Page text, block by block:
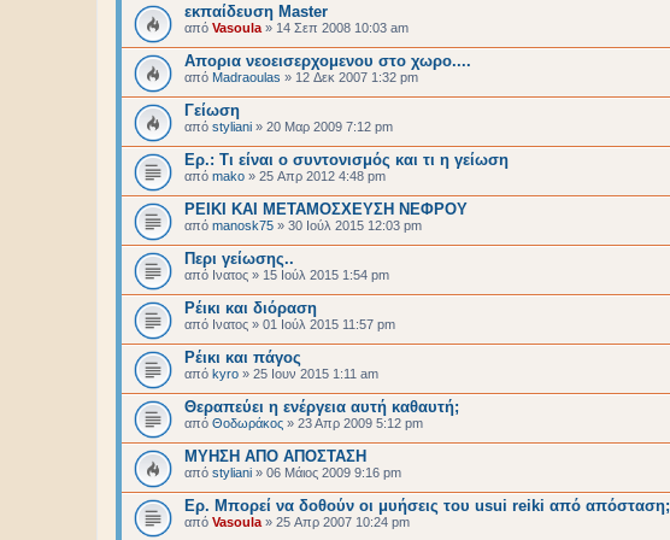
εκπαίδευση Master
από Vasoula » 14 Σεπ 2008 10:03 am
Απορια νεοεισερχομενου στο χωρο....
από Madraoulas » 12 Δεκ 2007 1:32 pm
Γείωση
από styliani » 20 Μαρ 2009 7:12 pm
Ερ.: Τι είναι ο συντονισμός και τι η γείωση
από mako » 25 Απρ 2012 4:48 pm
ΡΕΙΚΙ ΚΑΙ ΜΕΤΑΜΟΣΧΕΥΣΗ ΝΕΦΡΟΥ
από manosk75 » 30 Ιούλ 2015 12:03 pm
Περι γείωσης..
από Ινατος » 15 Ιούλ 2015 1:54 pm
Ρέικι και διόραση
από Ινατος » 01 Ιούλ 2015 11:57 pm
Ρέικι και πάγος
από kyro » 25 Ιουν 2015 1:11 am
Θεραπεύει η ενέργεια αυτή καθαυτή;
από Θοδωράκος » 23 Απρ 2009 5:12 pm
ΜΥΗΣΗ ΑΠΟ ΑΠΟΣΤΑΣΗ
από styliani » 06 Μάιος 2009 9:16 pm
Eρ. Μπορεί να δοθούν οι μυήσεις του usui reiki από απόσταση;
από Vasoula » 25 Απρ 2007 10:24 pm